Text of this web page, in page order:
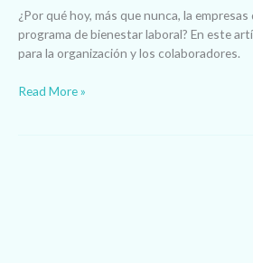
¿Por qué hoy, más que nunca, la
programa de bienestar laboral? En este
para la organización y los colaboradores.
Read More »